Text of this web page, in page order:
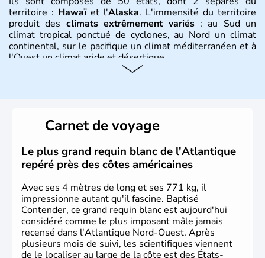
territoire : Hawaïet l'Alaska. L'immensité du territoire
produit des climats extrêmement variés: au Sud un
climat tropical ponctué de cyclones, au Nord un climat
continental, sur le pacifique un climat méditerranéen et à
l'Ouest un climat aride et désertique.
Plusieurs populations se sont succédées avant l'arrivée
des européens, suite à la découverte du continent par
Christophe Colomb en 1492. Les 13 colonies
britanniques proclament la Déclaration d'indépendance
en 1776 et adoptent leur première constitution en 1787.
La conquête de l'Ouest marque ensuite l'entrée dans une
phase de développement intense.
Carnet de voyage
Le plus grand requin blanc de l'Atlantique
repéré près des côtes américaines
Avec ses 4 mètres de long et ses 771 kg, il
impressionne autant qu'il fascine. Baptisé
Contender, ce grand requin blanc est aujourd'hui
considéré comme le plus imposant mâle jamais
recensé dans l'Atlantique Nord-Ouest. Après
plusieurs mois de suivi, les scientifiques viennent
de le localiser au large de la côte est des États-